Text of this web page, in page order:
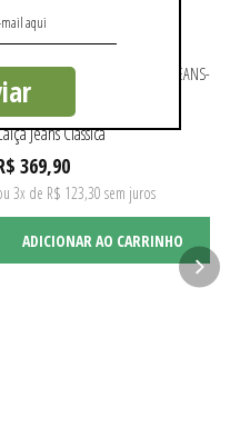
TAMBÉM
Jeans Clássica
369,90
3x de R$ 123,30 sem juros
ADICIONAR AO CARRINHO